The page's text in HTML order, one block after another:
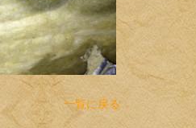
一覧に戻る